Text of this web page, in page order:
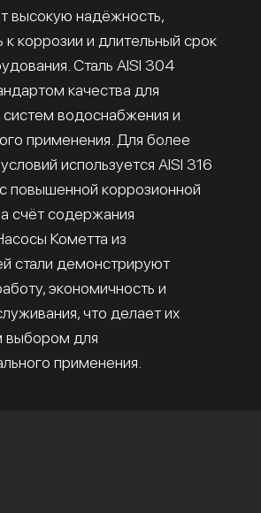
высокую надёжность,
к коррозии и длительный срок
Сталь AISI 304
качества для
водоснабжения и
применения. Для более
используется AISI 316
повышенной коррозионной
счёт содержания
Кометта из
стали демонстрируют
экономичность и
что делает их
выбором для
применения.